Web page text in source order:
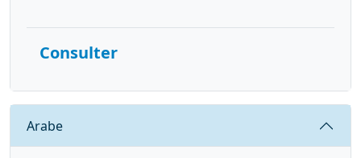
Consulter
Requête
Arabe